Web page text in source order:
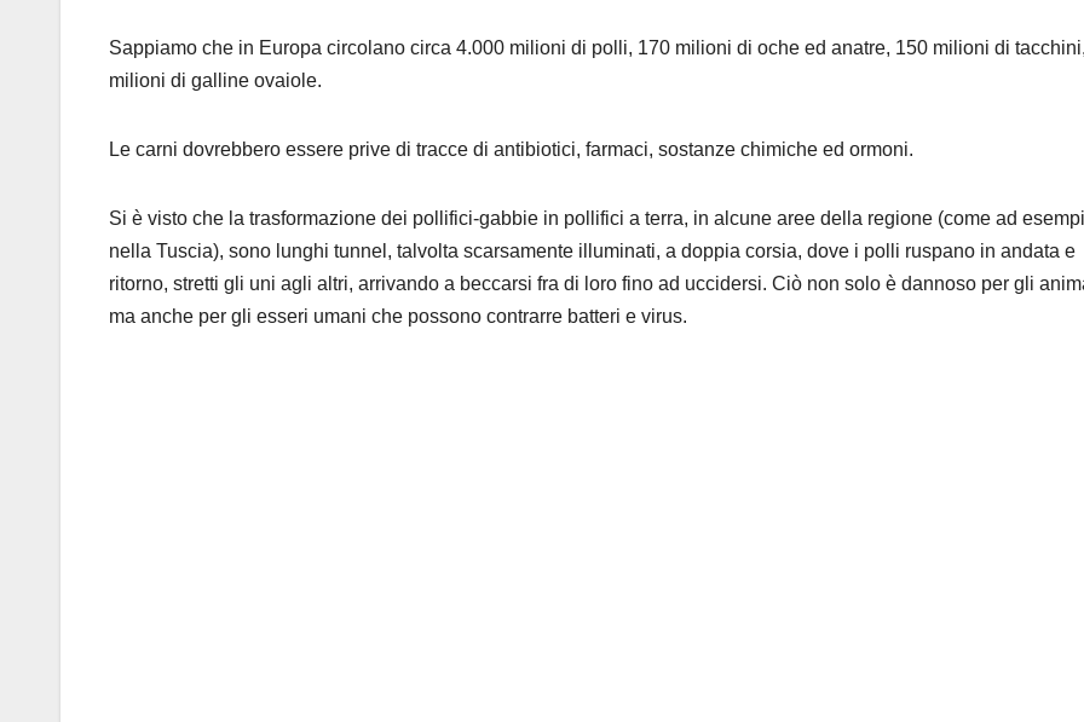
Sappiamo che in Europa circolano circa 4.000 milioni di polli, 170 milioni di oche ed anatre, 150 milioni di
milioni di galline ovaiole.
Le carni dovrebbero essere prive di tracce di antibiotici, farmaci, sostanze chimiche ed ormoni.
Si è visto che la trasformazione dei pollifici-gabbie in pollifici a terra, in alcune aree della regione (come ad
nella Tuscia), sono lunghi tunnel, talvolta scarsamente illuminati, a doppia corsia, dove i polli ruspano in andata e
ritorno, stretti gli uni agli altri, arrivando a beccarsi fra di loro fino ad uccidersi. Ciò non solo è dannoso per gli
ma anche per gli esseri umani che possono contrarre batteri e virus.